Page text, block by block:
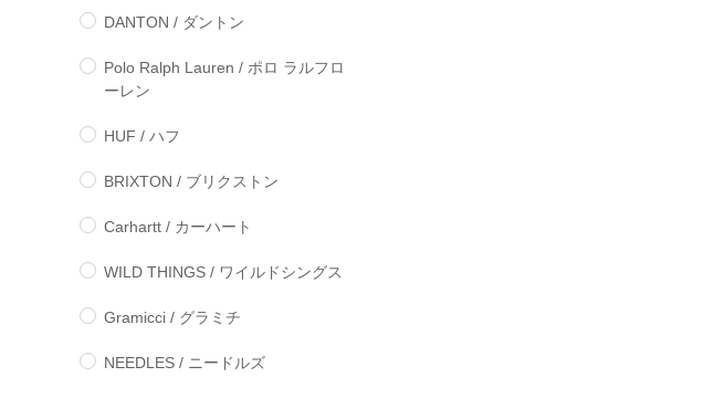
DANTON / ダントン
Polo Ralph Lauren / ポロ ラルフロ
ーレン
HUF / ハフ
BRIXTON / ブリクストン
Carhartt / カーハート
WILD THINGS / ワイルドシングス
Gramicci / グラミチ
NEEDLES / ニードルズ